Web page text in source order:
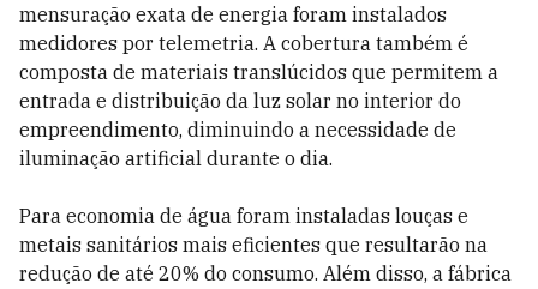
mensuração exata de energia foram instalados
medidores por telemetria. A cobertura também é
composta de materiais translúcidos que permitem a
entrada e distribuição da luz solar no interior do
empreendimento, diminuindo a necessidade de
iluminação artificial durante o dia.
Para economia de água foram instaladas louças e
metais sanitários mais eficientes que resultarão na
redução de até 20% do consumo. Além disso, a fábrica